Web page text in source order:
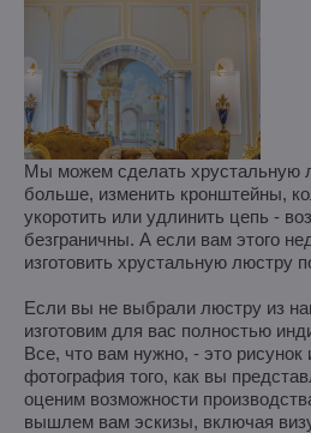
Мы можем сделать хрустальную
больше, изменить кронштейны,
укоротить или удлинить цепь -
безграничны. А если вам этого
изготовить хрустальную люстру
Если вы не выбрали люстру из
изготовим для вас полностью
Все, что вам нужно, - это рисунок
фотография того, как вы
оценим возможности
вышлем вам эскизы, включая